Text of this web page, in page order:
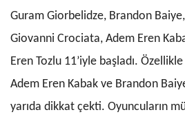
Guram Giorbelidze, Brandon
Giovanni Crociata, Adem Eren
Eren Tozlu 11’iyle başladı.
Adem Eren Kabak ve Brandon
yarıda dikkat çekti. Oyuncuların